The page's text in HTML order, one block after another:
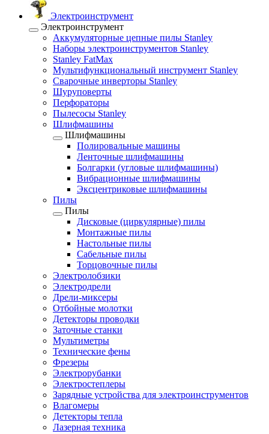
Электроинструмент
Электроинструмент
Аккумуляторные цепные пилы Stanley
Наборы электроинструментов Stanley
Stanley FatMax
Мультифункциональный инструмент Stanley
Сварочные инверторы Stanley
Шуруповерты
Перфораторы
Пылесосы Stanley
Шлифмашины
Шлифмашины
Полировальные машины
Ленточные шлифмашины
Болгарки (угловые шлифмашины)
Вибрационные шлифмашины
Эксцентриковые шлифмашины
Пилы
Пилы
Дисковые (циркулярные) пилы
Монтажные пилы
Настольные пилы
Сабельные пилы
Торцовочные пилы
Электролобзики
Электродрели
Дрели-миксеры
Отбойные молотки
Детекторы проводки
Заточные станки
Мультиметры
Технические фены
Фрезеры
Электрорубанки
Электростеплеры
Зарядные устройства для электроинструментов
Влагомеры
Детекторы тепла
Лазерная техника